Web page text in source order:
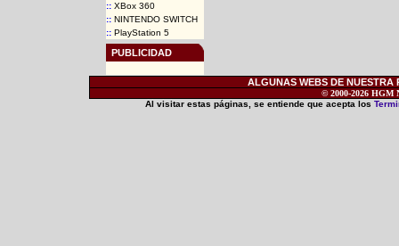
::XBox 360
::NINTENDO SWITCH
::PlayStation 5
PUBLICIDAD
ALGUNAS WEBS DE NUESTRA
© 2000-2026 HGM
Al visitar estas páginas, se entiende que acepta los